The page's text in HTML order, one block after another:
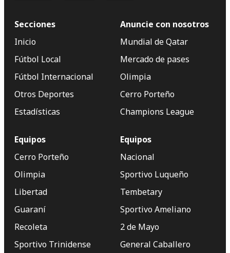
Secciones
Inicio
Fútbol Local
Fútbol Internacional
Otros Deportes
Estadísticas
Anuncie con nosotros
Mundial de Qatar
Mercado de pases
Olimpia
Cerro Porteño
Champions League
Equipos
Cerro Porteño
Olimpia
Libertad
Guaraní
Recoleta
Sportivo Trinidense
Equipos
Nacional
Sportivo Luqueño
Tembetary
Sportivo Ameliano
2 de Mayo
General Caballero